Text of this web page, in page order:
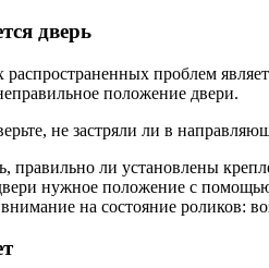
дверь
проблем
положение двери.
не застряли ли в
правильно ли установлены
нужное положение с
на состояние роликов: